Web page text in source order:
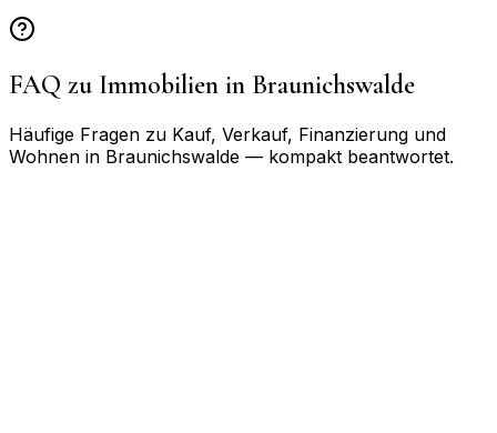
FAQ zu Immobilien in Braunichswalde
Häufige Fragen zu Kauf, Verkauf, Finanzierung und
Wohnen in Braunichswalde — kompakt beantwortet.